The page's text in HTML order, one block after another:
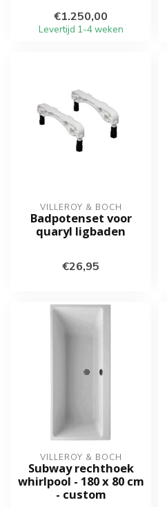
€1.250,00
Levertijd 1-4 weken
VILLEROY & BOCH
Badpotenset voor
quaryl ligbaden
€26,95
VILLEROY & BOCH
Subway rechthoek
whirlpool - 180 x 80 cm
- custom